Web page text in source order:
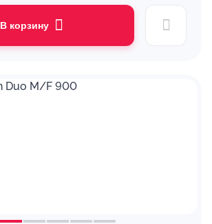
В корзину